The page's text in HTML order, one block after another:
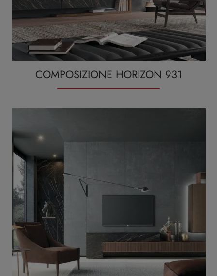
COMPOSIZIONE HORIZON 931